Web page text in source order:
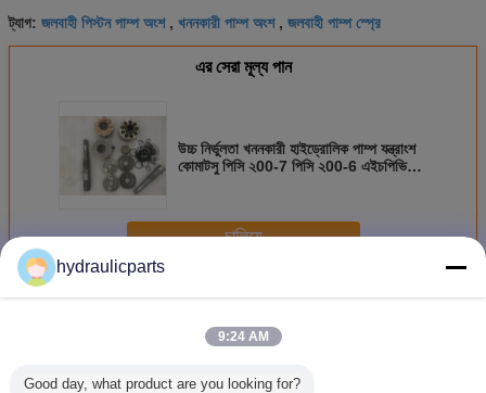
ট্যাগ: জলবাহী পিস্টন পাম্প অংশ, খননকারী পাম্প অংশ, জলবাহী পাম্প স্প্রে
এর সেরা মূল্য পান
উচ্চ নির্ভুলতা খননকারী হাইড্রোলিক পাম্প যন্ত্রাংশ
কোমাটসু পিসি ২00-7 পিসি ২00-6 এইচপিভি
চালিয়ে
অধিকখননকারী হাইড্রোলিক পাম্প যন্ত্রাংশ
hydraulicparts
9:24 AM
Good day, what product are you looking for?